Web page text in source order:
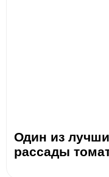
Один из
рассады